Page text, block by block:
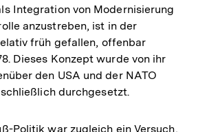
Integration von Modernisierung
anzustreben, ist in der
früh gefallen, offenbar
Dieses Konzept wurde von ihr
den USA und der NATO
durchgesetzt.
Politik war zugleich ein Versuch,